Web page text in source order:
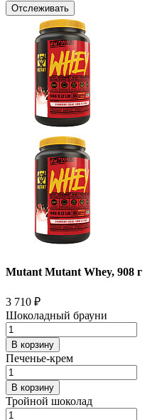
Отслеживать
Mutant Mutant Whey, 908 г
3 710 ₽
Шоколадный брауни
В корзину
Печенье-крем
В корзину
Тройной шоколад